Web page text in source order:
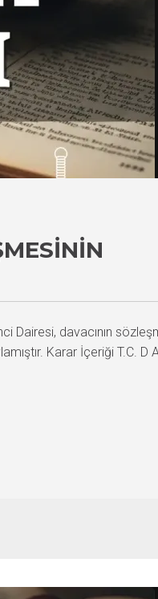
Dairesi, davacının
Karar İçeriği T.C. D